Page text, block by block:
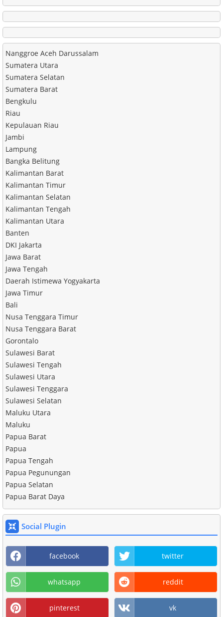
Nanggroe Aceh Darussalam
Sumatera Utara
Sumatera Selatan
Sumatera Barat
Bengkulu
Riau
Kepulauan Riau
Jambi
Lampung
Bangka Belitung
Kalimantan Barat
Kalimantan Timur
Kalimantan Selatan
Kalimantan Tengah
Kalimantan Utara
Banten
DKI Jakarta
Jawa Barat
Jawa Tengah
Daerah Istimewa Yogyakarta
Jawa Timur
Bali
Nusa Tenggara Timur
Nusa Tenggara Barat
Gorontalo
Sulawesi Barat
Sulawesi Tengah
Sulawesi Utara
Sulawesi Tenggara
Sulawesi Selatan
Maluku Utara
Maluku
Papua Barat
Papua
Papua Tengah
Papua Pegunungan
Papua Selatan
Papua Barat Daya
Social Plugin
facebook twitter
whatsapp reddit
pinterest vk